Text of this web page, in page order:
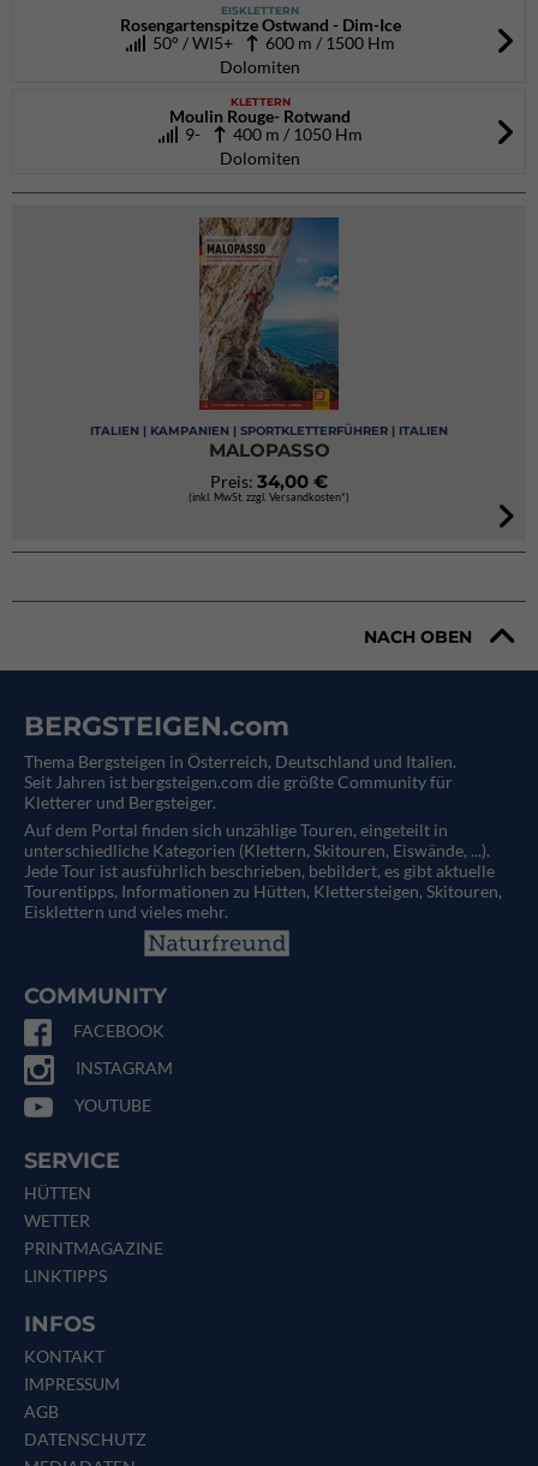
EISKLETTERN
Rosengartenspitze Ostwand - Dim-Ice
50° / WI5+ 600 m / 1500 Hm
Dolomiten
KLETTERN
Moulin Rouge- Rotwand
9- 400 m / 1050 Hm
Dolomiten
ITALIEN | KAMPANIEN | SPORTKLETTERFÜHRER | ITALIEN
MALOPASSO
Preis: 34,00 €
(inkl. MwSt. zzgl. Versandkosten*)
NACH OBEN
BERGSTEIGEN.com
Thema Bergsteigen in Österreich, Deutschland und Italien.
Seit Jahren ist bergsteigen.com die größte Community für
Kletterer und Bergsteiger.
Auf dem Portal finden sich unzählige Touren, eingeteilt in
unterschiedliche Kategorien (Klettern, Skitouren, Eiswände, ...).
Jede Tour ist ausführlich beschrieben, bebildert, es gibt aktuelle
Tourentipps, Informationen zu Hütten, Klettersteigen, Skitouren,
Eisklettern und vieles mehr.
COMMUNITY
FACEBOOK
INSTAGRAM
YOUTUBE
SERVICE
HÜTTEN
WETTER
PRINTMAGAZINE
LINKTIPPS
INFOS
KONTAKT
IMPRESSUM
AGB
DATENSCHUTZ